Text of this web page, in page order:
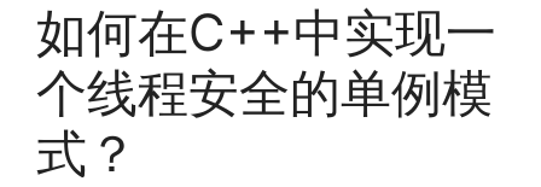
如何在C++中实现一
个线程安全的单例模
式？